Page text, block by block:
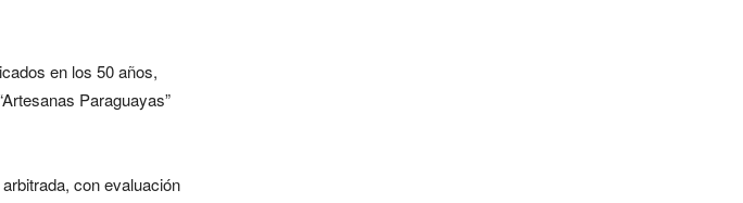
en los 50 años,
Paraguayas”
con evaluación